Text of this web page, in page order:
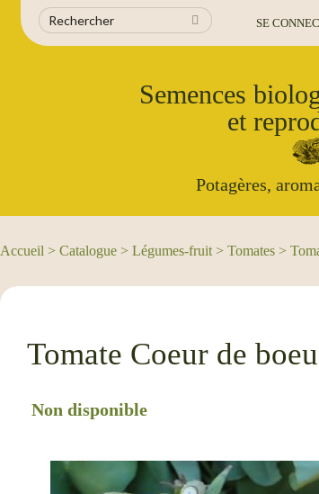
SE
Semences
et
Potagères,
Accueil >Catalogue >Légumes-fruit > Tomates >
Tomate Coeur de
Non disponible